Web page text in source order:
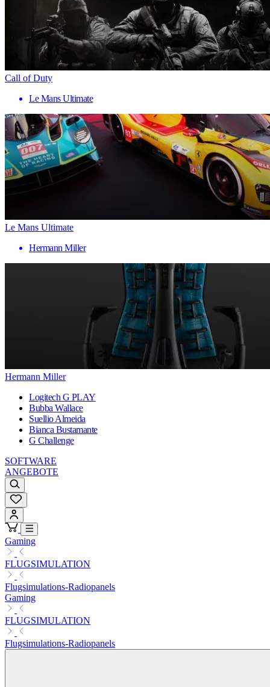
Call of Duty
Le Mans Ultimate
Le Mans Ultimate
Hermann Miller
Hermann Miller
Logitech G PLAY
Bubba Wallace
Suellio Almeida
Bianca Bustamante
G Challenge
SOFTWARE
ANGEBOTE
Gaming
FLUGSIMULATION
Flugsimulations-Radiopanels
Gaming
FLUGSIMULATION
Flugsimulations-Radiopanels